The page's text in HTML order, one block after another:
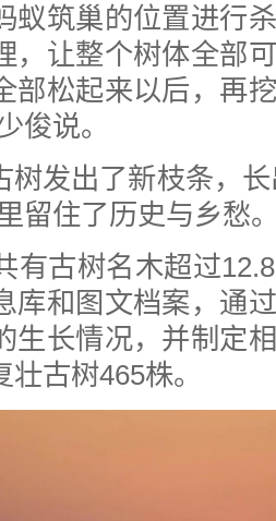
蚁筑巢的位置进行
，让整个树体全部
部松起来以后，再
俊说。
发出了新枝条，长
留住了历史与乡愁
古树名木超过12.8
库和图文档案，通
生长情况，并制定
古树465株。